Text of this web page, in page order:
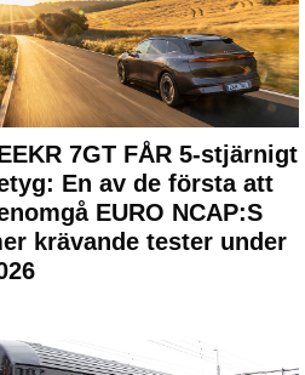
7GT FÅR 5-stjärnigt
En av de första att
EURO NCAP:S
krävande tester under